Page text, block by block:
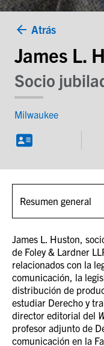
Atrás
James L.
Socio
Milwaukee
James L. Huston,
de Foley & Lardner
relacionados con la
comunicación, la
distribución de
estudiar Derecho y
director editorial del
profesor adjunto de
comunicación en la